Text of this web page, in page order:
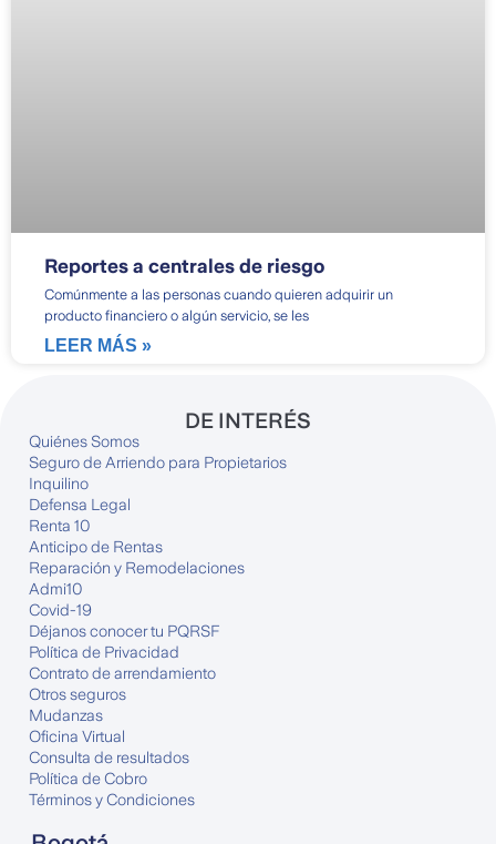
Reportes a centrales de riesgo
Comúnmente a las personas cuando quieren adquirir un
producto financiero o algún servicio, se les
LEER MÁS »
DE INTERÉS
Quiénes Somos
Seguro de Arriendo para Propietarios
Inquilino
Defensa Legal
Renta 10
Anticipo de Rentas
Reparación y Remodelaciones
Admi10
Covid-19
Déjanos conocer tu PQRSF
Política de Privacidad
Contrato de arrendamiento
Otros seguros
Mudanzas
Oficina Virtual
Consulta de resultados
Política de Cobro
Términos y Condiciones